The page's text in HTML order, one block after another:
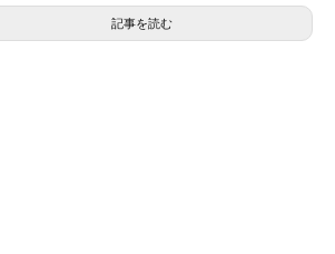
記事を読む